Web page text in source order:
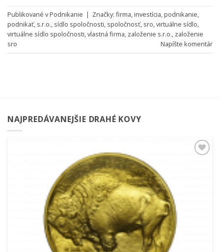
Publikované vPodnikanie | Značky: firma,investícia,podnikanie,
podnikať, s.r.o., sídlo spoločnosti, spoločnosť, sro,virtuálne sídlo,
virtuálne sídlo spoločnosti,vlastná firma, založenie s.r.o., založenie
sro
Napíšte komentár
NAJPREDÁVANEJŠIE DRAHÉ KOVY